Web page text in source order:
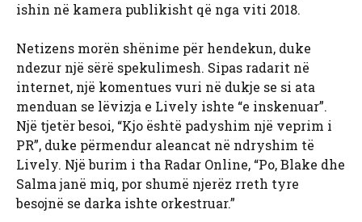
ishin në kamera publikisht që nga viti 2018.
Netizens morën shënime për hendekun, duke
ndezur një sërë spekulimesh. Sipas radarit në
internet, një komentues vuri në dukje se si ata
menduan se lëvizja e Lively ishte “e inskenuar”.
Një tjetër besoi, “Kjo është padyshim një veprim i
PR”, duke përmendur aleancat në ndryshim të
Lively. Një burim i tha Radar Online, “Po, Blake dhe
Salma janë miq, por shumë njerëz rreth tyre
besojnë se darka ishte orkestruar.”